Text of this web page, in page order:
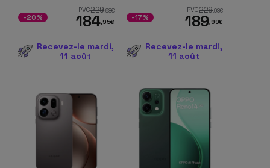
PVC229,98€
184,95€
-20%
Recevez-le mardi,
11 août
PVC229,98€
189,99€
-17%
Recevez-le mardi,
11 août